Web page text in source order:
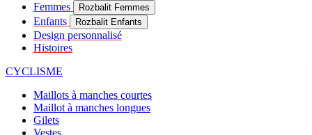
Femmes Rozbalit Femmes
Enfants Rozbalit Enfants
Design personnalisé
Histoires
CYCLISME
Maillots à manches courtes
Maillot à manches longues
Gilets
Vestes